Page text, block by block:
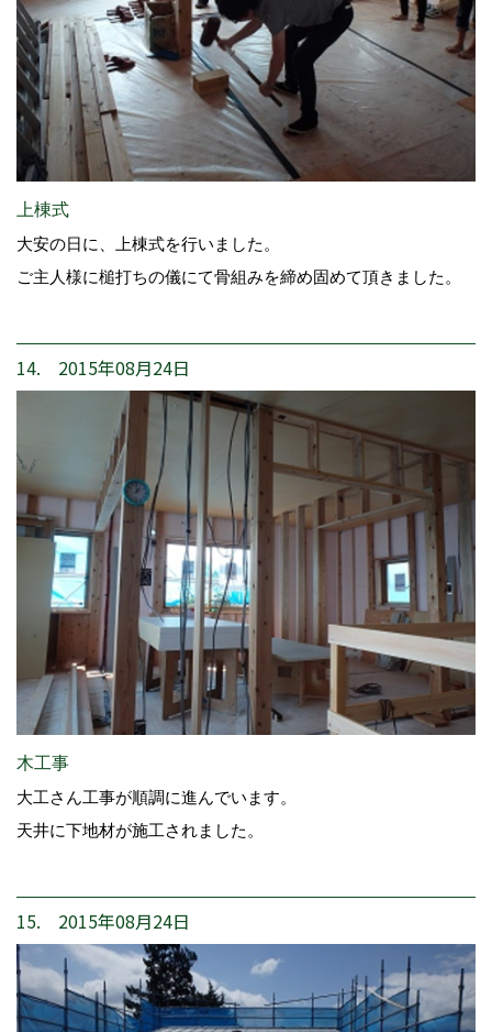
上棟式
大安の日に、上棟式を行いました。
ご主人様に槌打ちの儀にて骨組みを締め固めて頂きました。
14. 2015年08月24日
木工事
大工さん工事が順調に進んでいます。
天井に下地材が施工されました。
15. 2015年08月24日